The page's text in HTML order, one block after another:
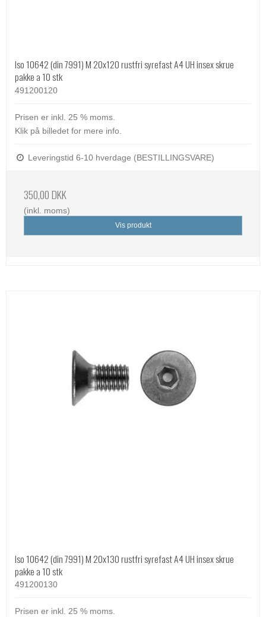
Iso 10642 (din 7991) M 20x120 rustfri syrefast A4 UH insex skrue
pakke a 10 stk
491200120
Prisen er inkl. 25 % moms.
Klik på billedet for mere info.
Leveringstid 6-10 hverdage (BESTILLINGSVARE)
350,00 DKK
(inkl. moms)
Vis produkt
Iso 10642 (din 7991) M 20x130 rustfri syrefast A4 UH insex skrue
pakke a 10 stk
491200130
Prisen er inkl. 25 % moms.